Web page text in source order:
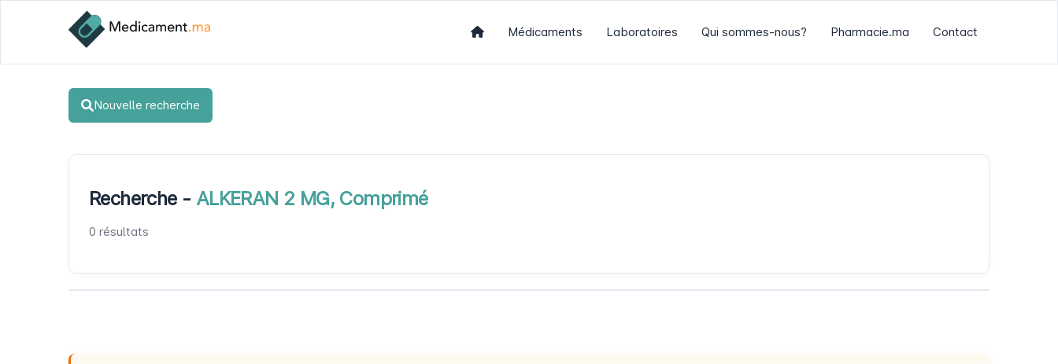
Médicaments Laboratoires Qui sommes-nous? Pharmacie.ma Contact
Nouvelle recherche
Recherche - ALKERAN 2 MG, Comprimé
0 résultats